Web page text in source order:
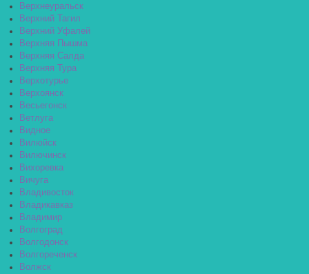
Верхнеуральск
Верхний Тагил
Верхний Уфалей
Верхняя Пышма
Верхняя Салда
Верхняя Тура
Верхотурье
Верхоянск
Весьегонск
Ветлуга
Видное
Вилюйск
Вилючинск
Вихоревка
Вичуга
Владивосток
Владикавказ
Владимир
Волгоград
Волгодонск
Волгореченск
Волжск